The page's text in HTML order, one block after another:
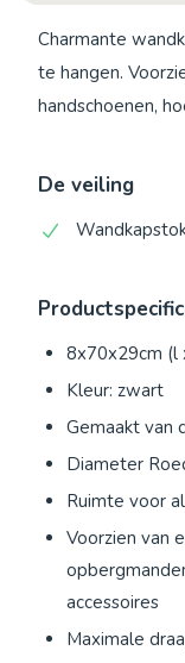
Charmante
te hangen.
handschoenen,
De veiling
8x70x29cm (l
Kleur: zwart
Gemaakt van
Diameter
Ruimte voor
Voorzien van
accessoires
Maximale